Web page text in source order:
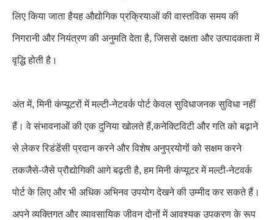
लिए किया जाता हैयह औद्योगिक प्रक्रियाओं की वास्तविक समय की
निगरानी और नियंत्रण की अनुमति देता है, जिससे दक्षता और उत्पादकता में
वृद्धि होती है।
अंत में, मिनी कंप्यूटरों में मल्टी-नेटवर्क पोर्ट केवल सुविधाजनक सुविधा नहीं
हैं। वे संभावनाओं की एक दुनिया खोलते हैं,कनेक्टिविटी और गति को बढ़ाने
से लेकर रिडंडेंसी प्रदान करने और विशेष अनुप्रयोगों को सक्षम करने
तकजैसे-जैसे प्रौद्योगिकी आगे बढ़ती है, हम मिनी कंप्यूटर में मल्टी-नेटवर्क
पोर्ट के लिए और भी अधिक अभिनव उपयोग देखने की उम्मीद कर सकते हैं।
अपने व्यक्तिगत और व्यावसायिक जीवन दोनों में आवश्यक उपकरण के रूप